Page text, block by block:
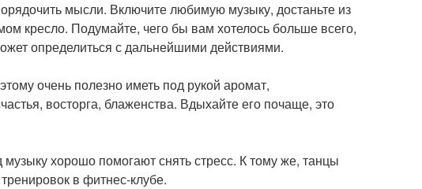
мысли. Включите любимую музыку, достаньте из
кресло. Подумайте, чего бы вам хотелось больше всего,
определиться с дальнейшими действиями.
очень полезно иметь под рукой аромат,
восторга, блаженства. Вдыхайте его почаще, это
хорошо помогают снять стресс. К тому же, танцы
в фитнес-клубе.